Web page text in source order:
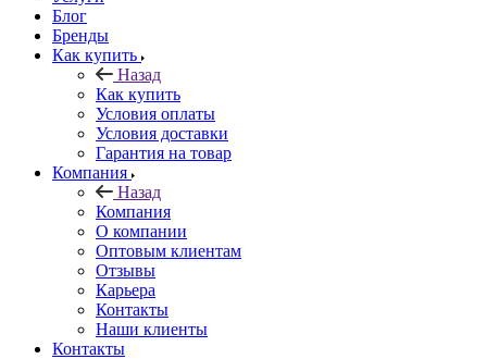
Блог
Бренды
Как купить
Назад
Как купить
Условия оплаты
Условия доставки
Гарантия на товар
Компания
Назад
Компания
О компании
Оптовым клиентам
Отзывы
Карьера
Контакты
Наши клиенты
Контакты